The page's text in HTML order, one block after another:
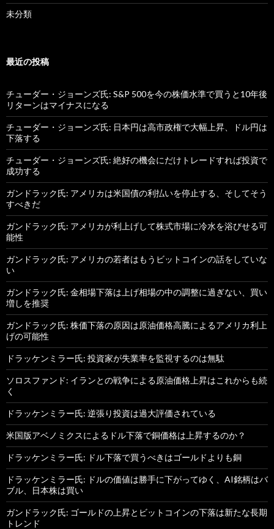
未分類
最近の投稿
チューダー・ジョーンズ氏: S&P 500を今の株価水準で買うと10年後
リターンはマイナスになる
チューダー・ジョーンズ氏: 日本円は高市政権で大幅上昇、ドル円は
下落する
チューダー・ジョーンズ氏: 絶好の機会にだけトレードすれば投資で
成功する
ガンドラック氏: アメリカは米国債の利払いを停止する、そしてそう
すべきだ
ガンドラック氏: アメリカが利上げして株式市場に冷水を浴びせる可
能性
ガンドラック氏: アメリカの若者はもうビットコインの話をしていな
い
ガンドラック氏: 金相場下落は上げ相場の中の調整に過ぎない、買い
増しを推奨
ガンドラック氏: 株価下落の原因は原油価格高騰によるアメリカ利上
げの可能性
ドラッケンミラー氏: 投資家が失業率を監視するのは無駄
ソロスファンド: イランとの戦争による原油価格上昇はこれからも続
く
ドラッケンミラー氏: 逆張り投資は過大評価されている
米国版アベノミクスによるドル下落で銅価格は上昇するのか？
ドラッケンミラー氏: ドル下落で買うべきはゴールドよりも銅
ドラッケンミラー氏: ドルの価値は勝手に下がってゆく、AI銘柄はバ
ブル、日本株は買い
ガンドラック氏: ゴールドの上昇とビットコインの下落は新たな長期
トレンド